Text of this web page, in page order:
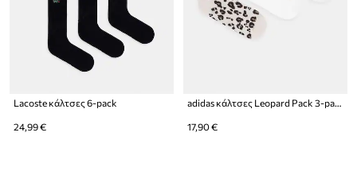
Lacoste κάλτσες 6-pack
24,99 € 17,90 €